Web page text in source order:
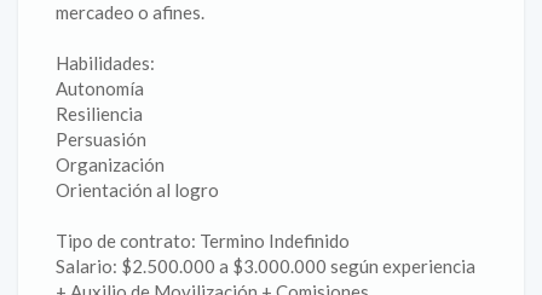
mercadeo o afines.
Habilidades:
Autonomía
Resiliencia
Persuasión
Organización
Orientación al logro
Tipo de contrato: Termino Indefinido
Salario: $2.500.000 a $3.000.000 según experiencia